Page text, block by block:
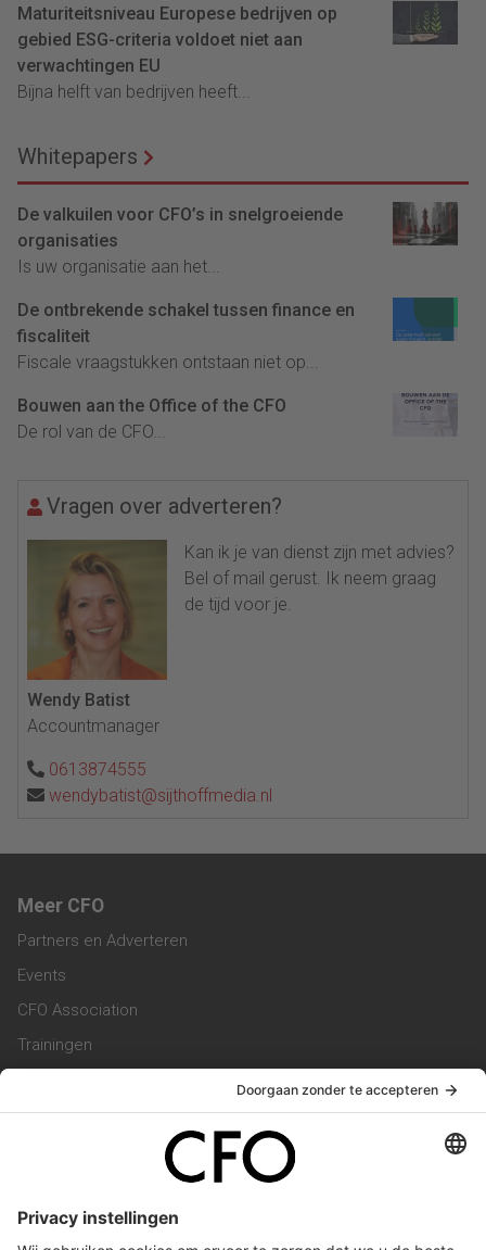
Maturiteitsniveau Europese bedrijven op
gebied ESG-criteria voldoet niet aan
verwachtingen EU
Bijna helft van bedrijven heeft...
Whitepapers
De valkuilen voor CFO’s in snelgroeiende
organisaties
Is uw organisatie aan het...
De ontbrekende schakel tussen finance en
fiscaliteit
Fiscale vraagstukken ontstaan niet op...
Bouwen aan the Office of the CFO
De rol van de CFO...
Vragen over adverteren?
Kan ik je van dienst zijn met advies?
Bel of mail gerust. Ik neem graag
de tijd voor je.
Wendy Batist
Accountmanager
0613874555
wendybatist@sijthoffmedia.nl
Meer CFO
Partners en Adverteren
Events
CFO Association
Trainingen
Vacatures
Service & Contact
Werken bij ons